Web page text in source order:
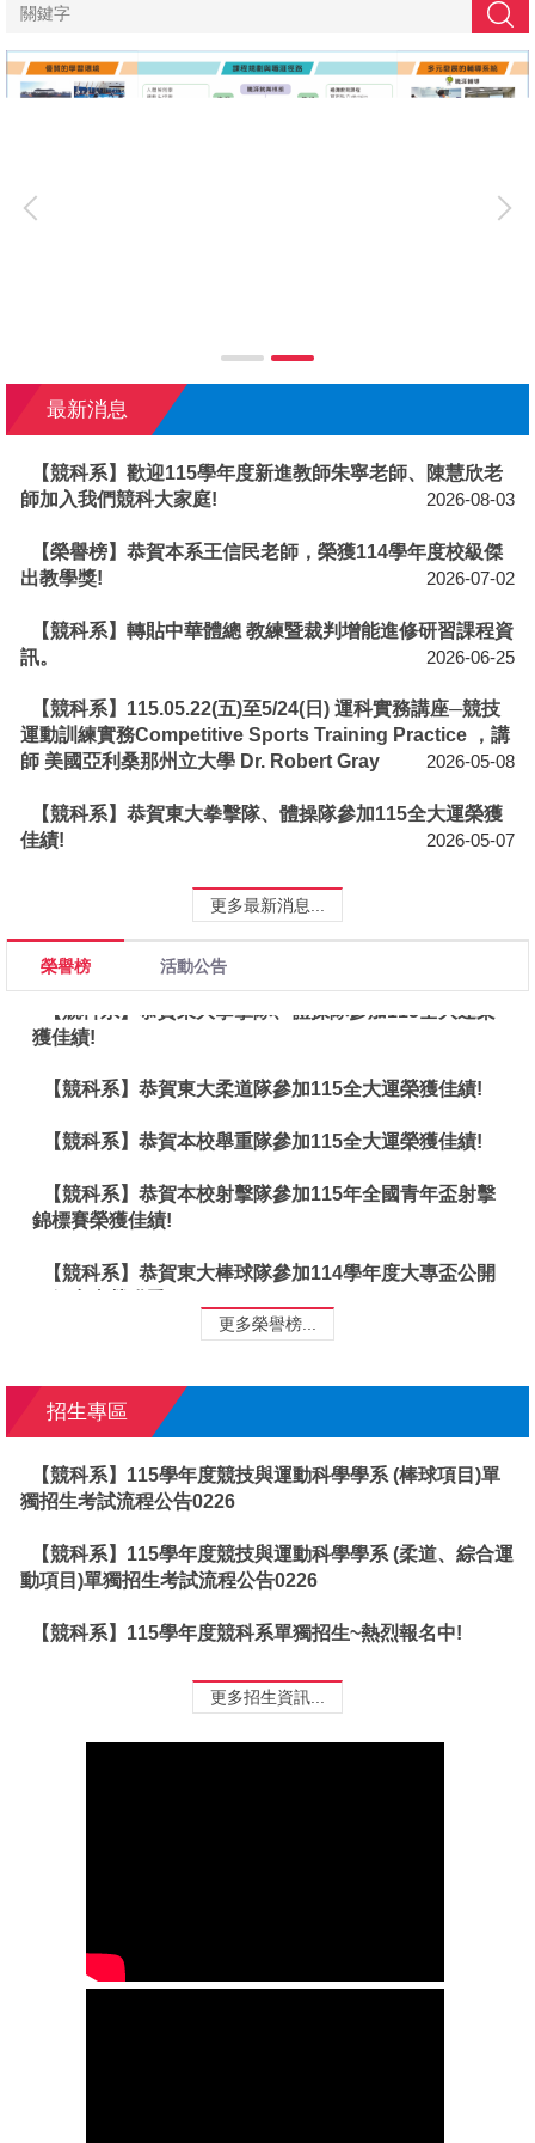
搜尋
最新消息
【競科系】歡迎115學年度新進教師朱寧老師、陳慧欣老
師加入我們競科大家庭!
2026-08-03
【榮譽榜】恭賀本系王信民老師，榮獲114學年度校級傑
出教學獎!
2026-07-02
【競科系】轉貼中華體總 教練暨裁判增能進修研習課程資
訊。
2026-06-25
【競科系】115.05.22(五)至5/24(日) 運科實務講座─競技
運動訓練實務Competitive Sports Training Practice ，講
師 美國亞利桑那州立大學 Dr. Robert Gray
2026-05-08
【競科系】恭賀東大拳擊隊、體操隊參加115全大運榮獲
佳績!
2026-05-07
更多最新消息...
榮譽榜 活動公告
【榮譽榜】恭賀本系王信民老師，榮獲114學年度校級
【競科系】恭賀東大拳擊隊、體操隊參加115全大運榮
【競科系】恭賀東大柔道隊參加115全大運榮獲佳績!
【競科系】恭賀本校舉重隊參加115全大運榮獲佳績!
【競科系】恭賀本校射擊隊參加115年全國青年盃射擊
【競科系】恭賀東大棒球隊參加114學年度大專盃公開
【榮譽榜】恭賀本系王信民老師，榮獲114學年度校級
傑出教學獎!
獲佳績!
【競科系】恭賀東大柔道隊參加115全大運榮獲佳績!
【競科系】恭賀本校舉重隊參加115全大運榮獲佳績!
【競科系】恭賀本校射擊隊參加115年全國青年盃射擊
錦標賽榮獲佳績!
【競科系】恭賀東大棒球隊參加114學年度大專盃公開
一級賽事榮獲季軍!
更多榮譽榜...
招生專區
【競科系】115學年度競技與運動科學學系 (棒球項目)單
獨招生考試流程公告0226
【競科系】115學年度競技與運動科學學系 (柔道、綜合運
動項目)單獨招生考試流程公告0226
【競科系】115學年度競科系單獨招生~熱烈報名中!
更多招生資訊...